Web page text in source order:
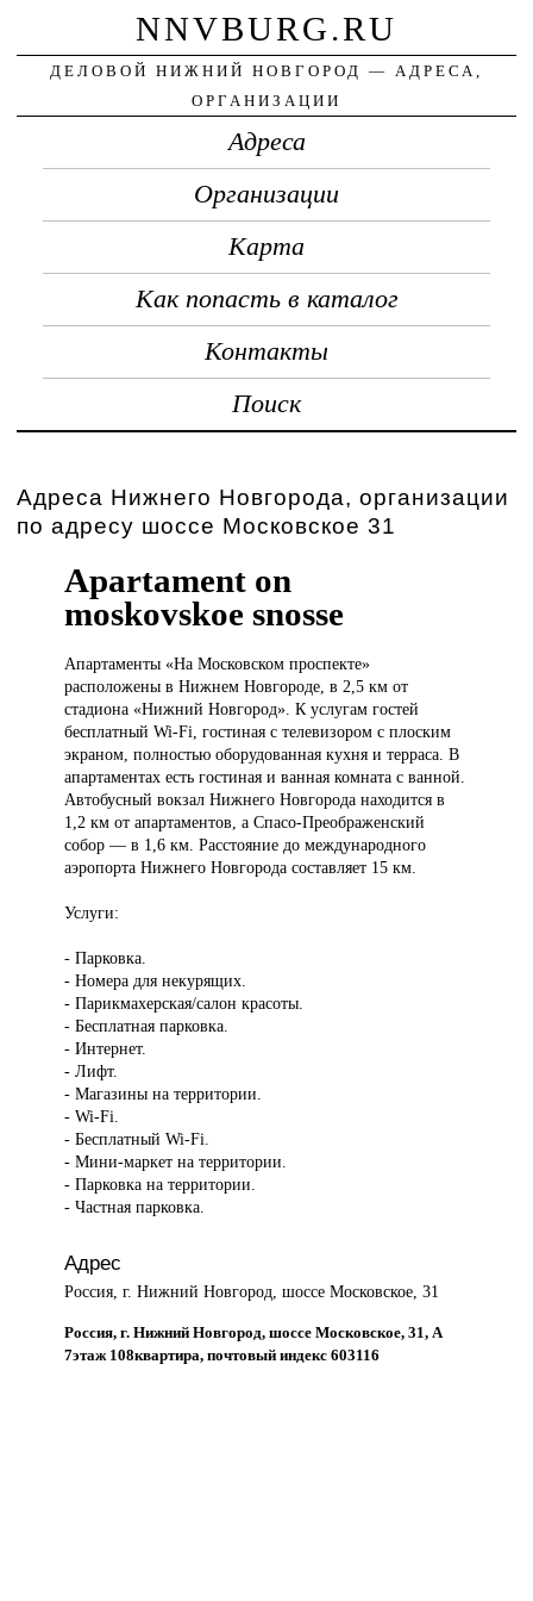
NNVBURG.RU
ДЕЛОВОЙ НИЖНИЙ НОВГОРОД — АДРЕСА,
ОРГАНИЗАЦИИ
Адреса
Организации
Карта
Как попасть в каталог
Контакты
Поиск
Адреса Нижнего Новгорода, организации
по адресу шоссе Московское 31
Apartament on
moskovskoe snosse
Апартаменты «НаМосковском проспекте»
расположены в Нижнем Новгороде, в 2,5 км от
стадиона «Нижний Новгород». К услугам гостей
бесплатный Wi-Fi, гостиная с телевизором с плоским
экраном, полностью оборудованная кухня и терраса. В
апартаментах есть гостиная и ванная комната с ванной.
Автобусный вокзал Нижнего Новгорода находится в
1,2 км от апартаментов, а Спасо-Преображенский
собор — в 1,6 км. Расстояние до международного
аэропорта Нижнего Новгорода составляет 15 км.
Услуги:
- Парковка.
- Номера для некурящих.
- Парикмахерская/салон красоты.
- Бесплатная парковка.
- Интернет.
- Лифт.
- Магазины на территории.
- Wi-Fi.
- Бесплатный Wi-Fi.
- Мини-маркет на территории.
- Парковка на территории.
- Частная парковка.
Адрес
Россия, г. Нижний Новгород, шоссе Московское, 31
Россия, г. Нижний Новгород, шоссе Московское, 31, А
7этаж 108квартира, почтовый индекс 603116